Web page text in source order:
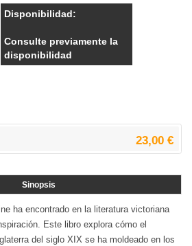
Disponibilidad:
Consulte previamente la
disponibilidad
23,00 €
Sinopsis
ha encontrado en la literatura victoriana
Este libro explora cómo el
del siglo XIX se ha moldeado en los